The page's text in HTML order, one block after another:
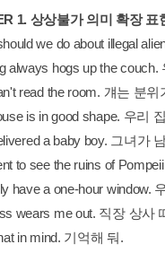
1. 상상불가 의미 확장 표
we do about illegal
always hogs up the
read the room. 걔는 분
is in good shape. 우리
a baby boy. 그녀가
to see the ruins of
have a one-hour window.
wears me out. 직장 상사
in mind. 기억해 둬.